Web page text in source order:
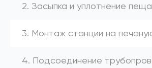
2. Засыпка и уплотнение
3. Монтаж станции на
4. Подсоединение